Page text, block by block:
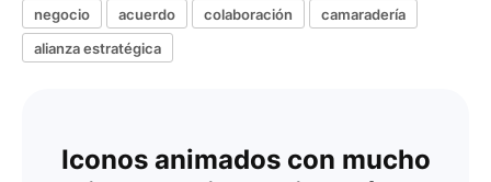
negocio acuerdo colaboración
camaradería
alianza estratégica
Iconos animados con mucho